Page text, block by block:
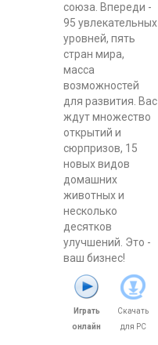
союза. Впереди -
95 увлекательных
уровней, пять
стран мира,
масса
возможностей
для развития. Вас
ждут множество
открытий и
сюрпризов, 15
новых видов
домашних
животных и
несколько
десятков
улучшений. Это -
ваш бизнес!
Играть
онлайн
Скачать
для PC